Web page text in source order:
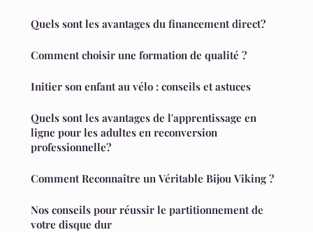
Quels sont les avantages du financement direct?
Comment choisir une formation de qualité ?
Initier son enfant au vélo : conseils et astuces
Quels sont les avantages de l'apprentissage en
ligne pour les adultes en reconversion
professionnelle?
Comment Reconnaître un Véritable Bijou Viking ?
Nos conseils pour réussir le partitionnement de
votre disque dur